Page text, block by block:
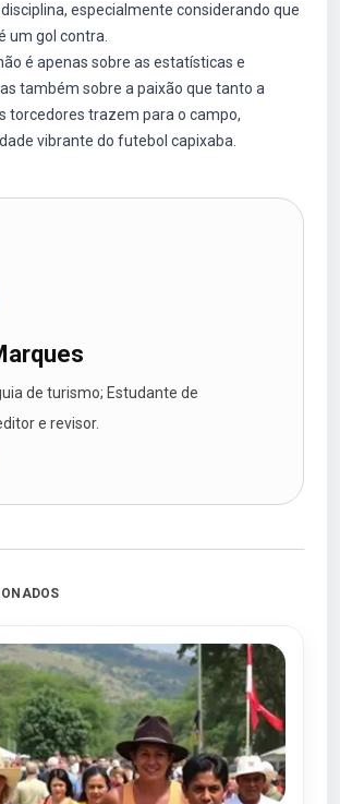
especialmente considerando que
um gol contra.
é apenas sobre as estatísticas e
também sobre a paixão que tanto a
torcedores trazem para o campo,
vibrante do futebol capixaba.
de turismo; Estudante de
e revisor.